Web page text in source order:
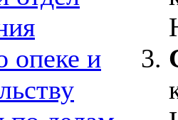
опеке и